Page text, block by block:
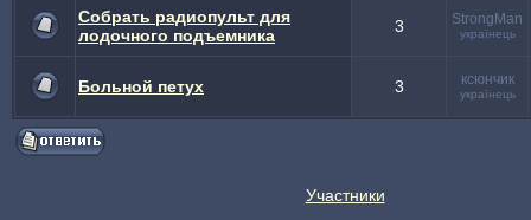
Собрать радиопульт для
лодочного подъемника
3 StrongMan
українець
Больной петух 3 ксюнчик
українець
Участники